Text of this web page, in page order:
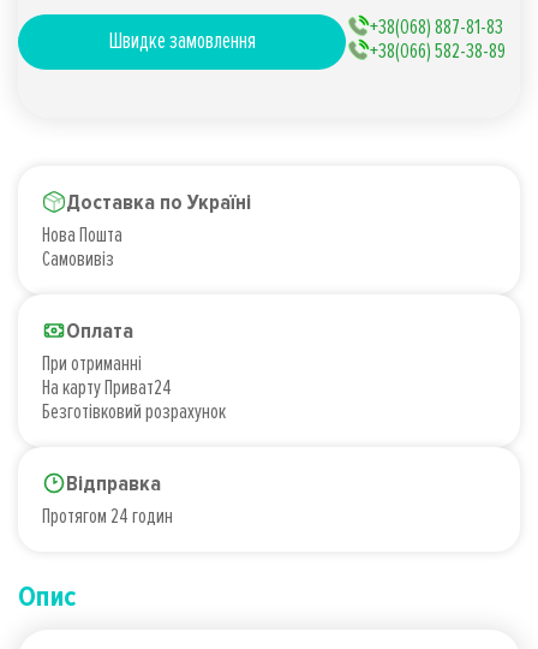
Швидке замовлення
+38(068) 887-81-83
+38(066) 582-38-89
Доставка по Україні
Нова Пошта
Самовивіз
Оплата
При отриманні
На карту Приват24
Безготівковий розрахунок
Відправка
Протягом 24 годин
Опис